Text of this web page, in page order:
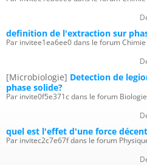
definition de l'extraction sur
Par invitee1ea6ee0 dans le forum Chimie
[Microbiologie] Detection de
phase solide?
Par invite0f5e371c dans le forum Biologie
quel est l'effet d'une force
Par invitec2c7e67f dans le forum